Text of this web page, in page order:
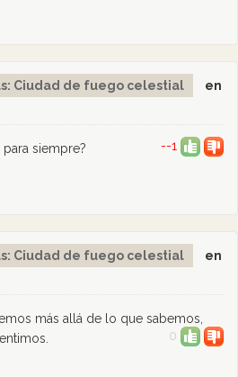
Ciudad de fuego celestial
en
siempre? --1
Ciudad de fuego celestial
en
más allá de lo que sabemos,
0